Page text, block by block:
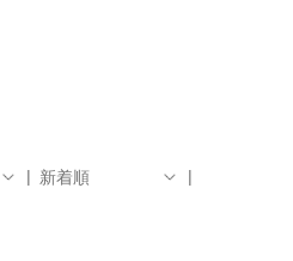
新着順